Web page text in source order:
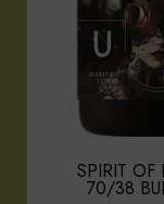
SPIRIT OF
70/38